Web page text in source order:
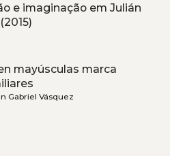
e imaginação em Julián
mayúsculas marca
Gabriel Vásquez